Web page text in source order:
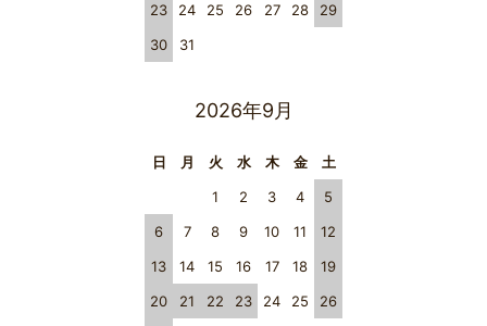
23
24 25 26 27 28
29
30
31
2026年9月
日 月 火 水 木 金
土
1
2 3 4
5
6
7 8 9 10 11
12
13
14 15 16 17 18
19
20
21 22 23 24 25
26